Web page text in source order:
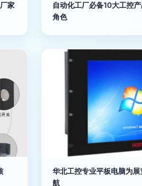
家
自动化工厂必备10大工控
角色
华北工控专业平板电脑为
航